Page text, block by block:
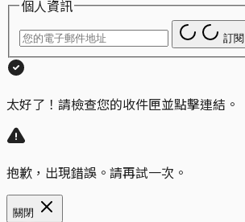
個人資訊
訂閱
太好了！請檢查您的收件匣並點擊連結。
抱歉，出現錯誤。請再試一次。
關閉